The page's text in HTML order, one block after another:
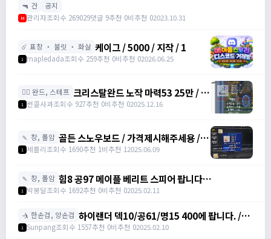
🔫 건 공지
M 관리자조회수 269029댓글 9추천 0비추천 02023.10.31
☄️ 표창 ・ 불릿 ・ 화살 케이그 / 5000 / 지작 / 1
1 mapledada조회수 259추천 0비추천 02026.06.25
🧙‍♀️ 완드, 스테프 크리스탈완드 노작 마력53 25만 / 마
력52 15만 팝니다 / 250000 / 마력
https://open.kakao.com/o/sdHYKEcg
1 썬콜사과조회수 927추천 0비추천 02025.12.16
🍡 창, 폴암 골든 스노우보드 / 가격제시해주세용 / 골
든 스노우보드 3강 STR3 공격력60 /
1 세를리조회수 1690추천 1비추천 12025.06.09
🍡 창, 폴암 힘8 공97 메이플 베리트 스피어 팝니다
https://open.kakao.com/o/gZBfyJ6f /
1 박봉달조회수 1692추천 0비추천 02025.02.11
🤺 한손검, 양손검 하이랜더 덱10/공61/명15 400에 팝니다. /
4000000
1 Sunpang조회수 1557추천 0비추천 02025.02.10